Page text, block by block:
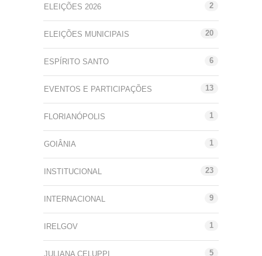
ELEIÇÕES 2026 2
ELEIÇÕES MUNICIPAIS 20
ESPÍRITO SANTO 6
EVENTOS E PARTICIPAÇÕES 13
FLORIANÓPOLIS 1
GOIÂNIA 1
INSTITUCIONAL 23
INTERNACIONAL 9
IRELGOV 1
JULIANA CELUPPI 5